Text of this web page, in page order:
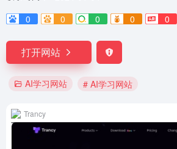
0
0 0 0 0
打开网站
AI学习网站 # AI学习网站
Trancy